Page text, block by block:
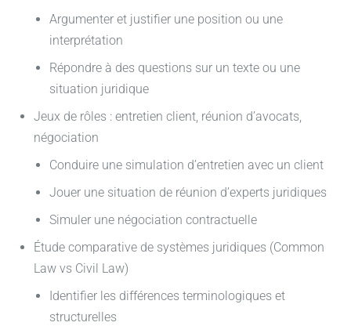
Argumenter et justifier une position ou une
interprétation
Répondre à des questions sur un texte ou une
situation juridique
Jeux de rôles : entretien client, réunion d’avocats,
négociation
Conduire une simulation d’entretien avec un client
Jouer une situation de réunion d’experts juridiques
Simuler une négociation contractuelle
Étude comparative de systèmes juridiques (Common
Law vs Civil Law)
Identifier les différences terminologiques et
structurelles